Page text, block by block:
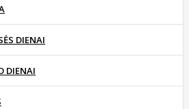
DIENAI
DIENAI